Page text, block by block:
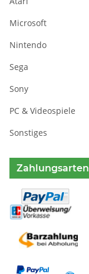
Microsoft
Nintendo
Sega
Sony
PC & Videospiele
Sonstiges
Zahlungsarten